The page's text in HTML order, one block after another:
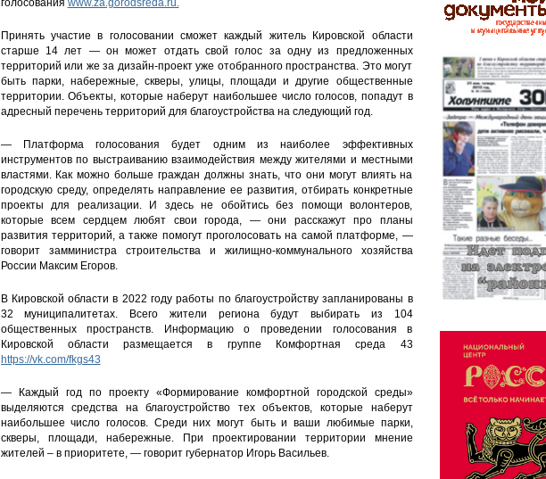
голосования www.za.gorodsreda.ru.
Принять участие в голосовании сможет каждый житель Кировской области
старше 14 лет — он может отдать свой голос за одну из предложенных
территорий или же за дизайн-проект уже отобранного пространства. Это могут
быть парки, набережные, скверы, улицы, площади и другие общественные
территории. Объекты, которые наберут наибольшее число голосов, попадут в
адресный перечень территорий для благоустройства на следующий год.
— Платформа голосования будет одним из наиболее эффективных
инструментов по выстраиванию взаимодействия между жителями и местными
властями. Как можно больше граждан должны знать, что они могут влиять на
городскую среду, определять направление ее развития, отбирать конкретные
проекты для реализации. И здесь не обойтись без помощи волонтеров,
которые всем сердцем любят свои города, — они расскажут про планы
развития территорий, а также помогут проголосовать на самой платформе, —
говорит замминистра строительства и жилищно-коммунального хозяйства
России Максим Егоров.
В Кировской области в 2022 году работы по благоустройству запланированы в
32 муниципалитетах. Всего жители региона будут выбирать из 104
общественных пространств. Информацию о проведении голосования в
Кировской области размещается в группе Комфортная среда 43
https://vk.com/fkgs43
— Каждый год по проекту «Формирование комфортной городской среды»
выделяются средства на благоустройство тех объектов, которые наберут
наибольшее число голосов. Среди них могут быть и ваши любимые парки,
скверы, площади, набережные. При проектировании территории мнение
жителей – в приоритете, — говорит губернатор Игорь Васильев.